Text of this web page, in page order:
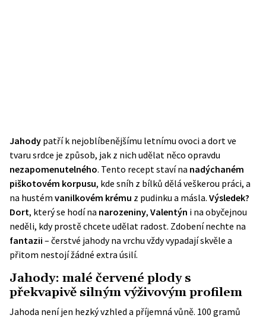
Jahody patří k nejoblíbenějšímu letnímu ovoci a dort ve
tvaru srdce je způsob, jak z nich udělat něco opravdu
nezapomenutelného. Tento recept staví na nadýchaném
piškotovém korpusu, kde sníh z bílků dělá veškerou práci, a
na hustém vanilkovém krému z pudinku a másla. Výsledek?
Dort, který se hodí na narozeniny, Valentýn i na obyčejnou
neděli, kdy prostě chcete udělat radost. Zdobení nechte na
fantazii – čerstvé jahody na vrchu vždy vypadají skvěle a
přitom nestojí žádné extra úsilí.
Jahody: malé červené plody s
překvapivě silným výživovým profilem
Jahoda není jen hezký vzhled a příjemná vůně. 100 gramů